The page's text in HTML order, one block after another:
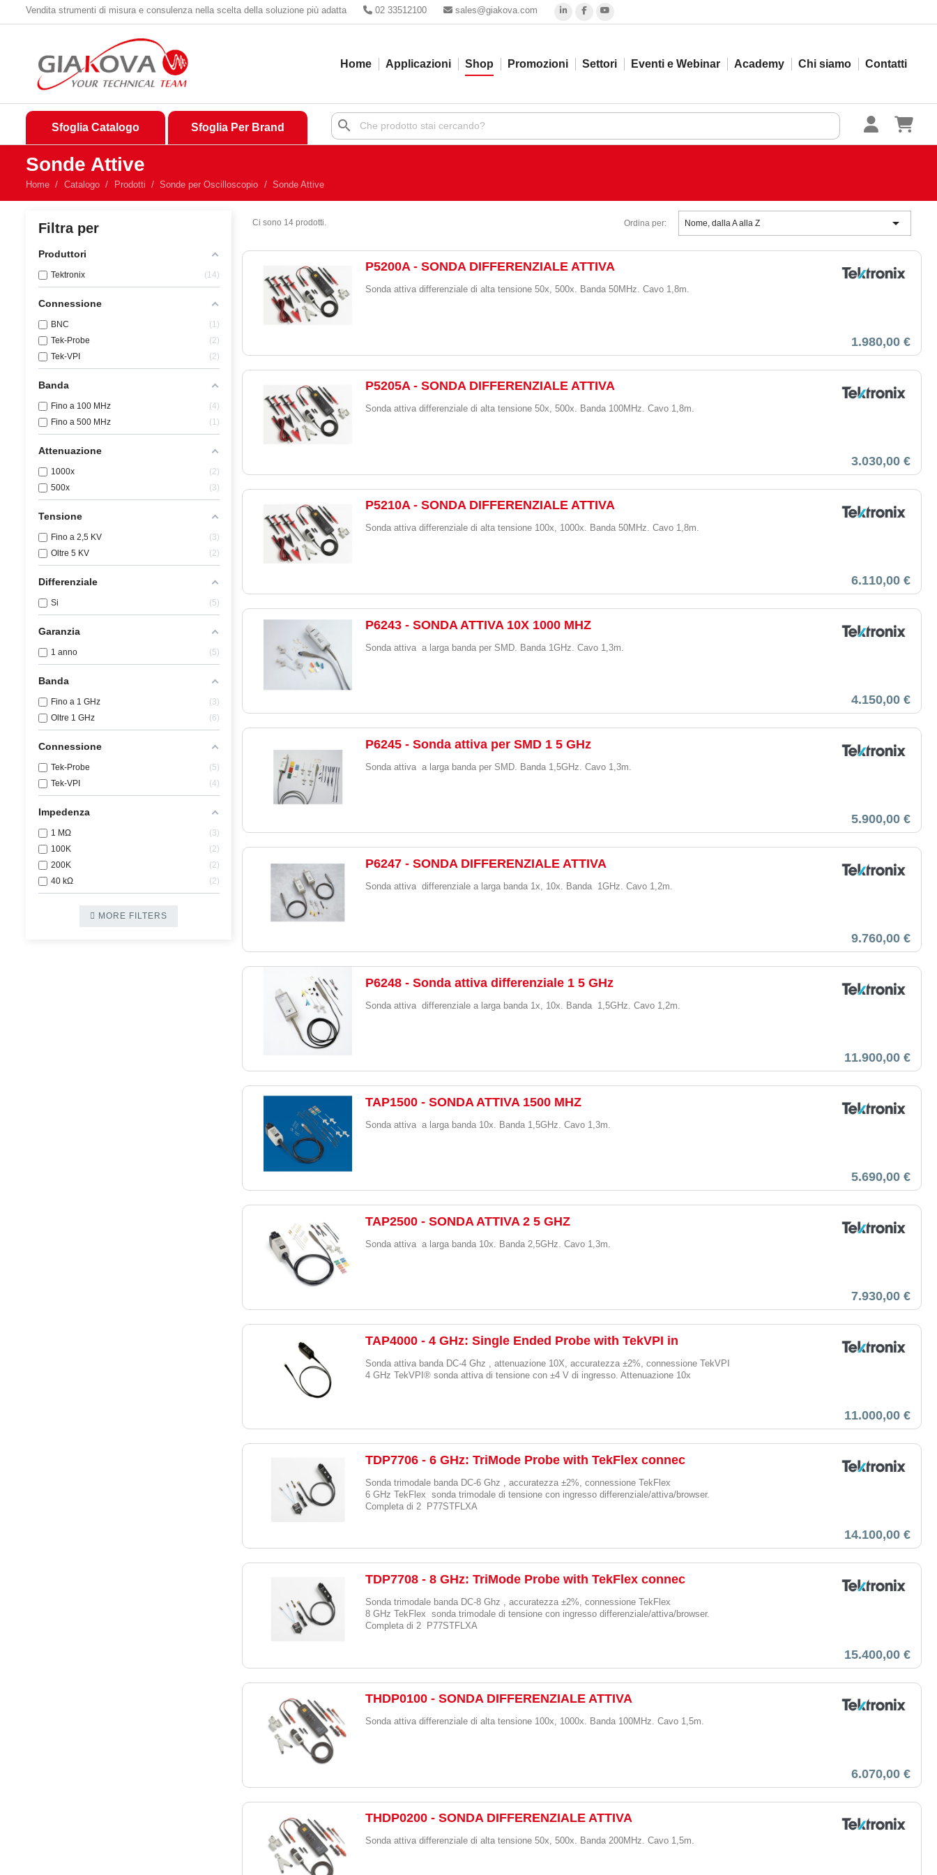
Vendita strumenti di misura e consulenza nella scelta della soluzione più adatta 02 33512100 sales@giakova.com
Home Applicazioni Shop Promozioni Settori Eventi e Webinar Academy Chi siamo Contatti
Sfoglia Catalogo Sfoglia Per Brand search
Sonde Attive
Home Catalogo Prodotti Sonde per Oscilloscopio Sonde Attive
Filtra per
Produttori
Tektronix 14
Connessione
BNC
1
Tek-Probe
2
Tek-VPI
2
Banda
Fino a 100 MHz
4
Fino a 500 MHz
1
Attenuazione
1000x
2
500x
3
Tensione
Fino a 2,5 KV
3
Oltre 5 KV
2
Differenziale
Si 5
Garanzia
1 anno 5
Banda
Fino a 1 GHz
3
Oltre 1 GHz
6
Connessione
Tek-Probe
5
Tek-VPI
4
Impedenza
1 MΩ
3
100K
2
200K
2
40 kΩ
2
MORE FILTERS
Ci sono 14 prodotti. Ordina per: Nome, dalla A alla Z 
P5200A - SONDA DIFFERENZIALE ATTIVA
Sonda attiva differenziale di alta tensione 50x, 500x. Banda 50MHz. Cavo 1,8m.
1.980,00 €
P5205A - SONDA DIFFERENZIALE ATTIVA
Sonda attiva differenziale di alta tensione 50x, 500x. Banda 100MHz. Cavo 1,8m.
3.030,00 €
P5210A - SONDA DIFFERENZIALE ATTIVA
Sonda attiva differenziale di alta tensione 100x, 1000x. Banda 50MHz. Cavo 1,8m.
6.110,00 €
P6243 - SONDA ATTIVA 10X 1000 MHZ
Sonda attiva a larga banda per SMD. Banda 1GHz. Cavo 1,3m.
4.150,00 €
P6245 - Sonda attiva per SMD 1 5 GHz
Sonda attiva a larga banda per SMD. Banda 1,5GHz. Cavo 1,3m.
5.900,00 €
P6247 - SONDA DIFFERENZIALE ATTIVA
Sonda attiva differenziale a larga banda 1x, 10x. Banda 1GHz. Cavo 1,2m.
9.760,00 €
P6248 - Sonda attiva differenziale 1 5 GHz
Sonda attiva differenziale a larga banda 1x, 10x. Banda 1,5GHz. Cavo 1,2m.
11.900,00 €
TAP1500 - SONDA ATTIVA 1500 MHZ
Sonda attiva a larga banda 10x. Banda 1,5GHz. Cavo 1,3m.
5.690,00 €
TAP2500 - SONDA ATTIVA 2 5 GHZ
Sonda attiva a larga banda 10x. Banda 2,5GHz. Cavo 1,3m.
7.930,00 €
TAP4000 - 4 GHz: Single Ended Probe with TekVPI in
Sonda attiva banda DC-4 Ghz , attenuazione 10X, accuratezza ±2%, connessione TekVPI
4 GHz TekVPI® sonda attiva di tensione con ±4 V di ingresso. Attenuazione 10x
11.000,00 €
TDP7706 - 6 GHz: TriMode Probe with TekFlex connec
Sonda trimodale banda DC-6 Ghz , accuratezza ±2%, connessione TekFlex
6 GHz TekFlex sonda trimodale di tensione con ingresso differenziale/attiva/browser.
Completa di 2
P77STFLXA
14.100,00 €
TDP7708 - 8 GHz: TriMode Probe with TekFlex connec
Sonda trimodale banda DC-8 Ghz , accuratezza ±2%, connessione TekFlex
8 GHz TekFlex sonda trimodale di tensione con ingresso differenziale/attiva/browser.
Completa di 2
P77STFLXA
15.400,00 €
THDP0100 - SONDA DIFFERENZIALE ATTIVA
Sonda attiva differenziale di alta tensione 100x, 1000x. Banda 100MHz. Cavo 1,5m.
6.070,00 €
THDP0200 - SONDA DIFFERENZIALE ATTIVA
Sonda attiva differenziale di alta tensione 50x, 500x. Banda 200MHz. Cavo 1,5m.